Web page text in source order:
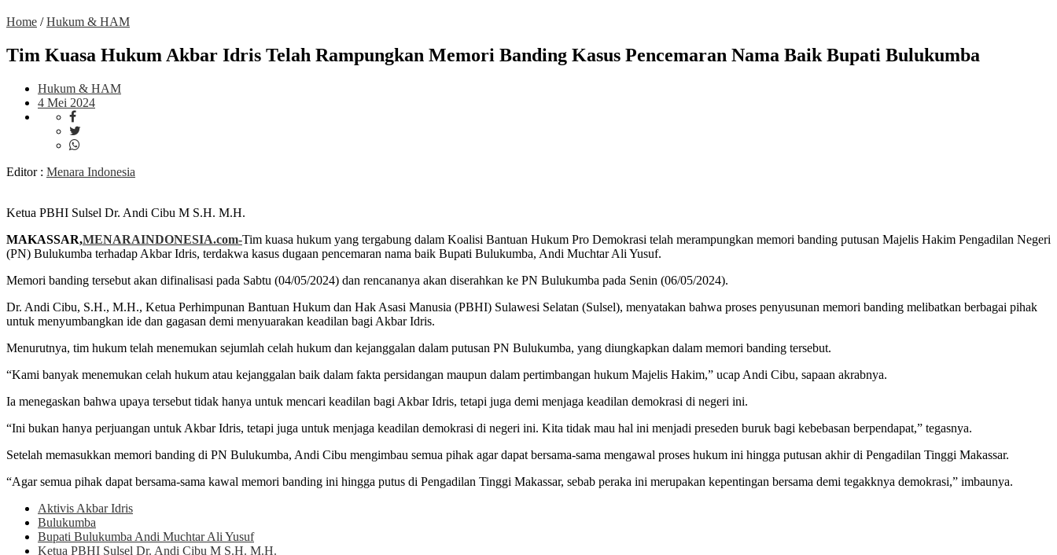
Home /Hukum & HAM
Tim Kuasa Hukum Akbar Idris Telah Rampungkan Memori Banding Kasus Pencemaran Nama Baik Bupati Bulukumba
Hukum & HAM
4 Mei 2024
Editor : Menara Indonesia
Ketua PBHI Sulsel Dr. Andi Cibu M S.H. M.H.
MAKASSAR,MENARAINDONESIA.com-Tim kuasa hukum yang tergabung dalam Koalisi Bantuan Hukum Pro Demokrasi telah merampungkan memori banding putusan Majelis Hakim Pengadilan Negeri
(PN) Bulukumba terhadap Akbar Idris, terdakwa kasus dugaan pencemaran nama baik Bupati Bulukumba, Andi Muchtar Ali Yusuf.
Memori banding tersebut akan difinalisasi pada Sabtu (04/05/2024) dan rencananya akan diserahkan ke PN Bulukumba pada Senin (06/05/2024).
Dr. Andi Cibu, S.H., M.H., Ketua Perhimpunan Bantuan Hukum dan Hak Asasi Manusia (PBHI) Sulawesi Selatan (Sulsel), menyatakan bahwa proses penyusunan memori banding melibatkan berbagai pihak
untuk menyumbangkan ide dan gagasan demi menyuarakan keadilan bagi Akbar Idris.
Menurutnya, tim hukum telah menemukan sejumlah celah hukum dan kejanggalan dalam putusan PN Bulukumba, yang diungkapkan dalam memori banding tersebut.
“Kami banyak menemukan celah hukum atau kejanggalan baik dalam fakta persidangan maupun dalam pertimbangan hukum Majelis Hakim,” ucap Andi Cibu, sapaan akrabnya.
Ia menegaskan bahwa upaya tersebut tidak hanya untuk mencari keadilan bagi Akbar Idris, tetapi juga demi menjaga keadilan demokrasi di negeri ini.
“Ini bukan hanya perjuangan untuk Akbar Idris, tetapi juga untuk menjaga keadilan demokrasi di negeri ini. Kita tidak mau hal ini menjadi preseden buruk bagi kebebasan berpendapat,” tegasnya.
Setelah memasukkan memori banding di PN Bulukumba, Andi Cibu mengimbau semua pihak agar dapat bersama-sama mengawal proses hukum ini hingga putusan akhir di Pengadilan Tinggi Makassar.
“Agar semua pihak dapat bersama-sama kawal memori banding ini hingga putus di Pengadilan Tinggi Makassar, sebab peraka ini merupakan kepentingan bersama demi tegakknya demokrasi,” imbaunya.
Aktivis Akbar Idris
Bulukumba
Bupati Bulukumba Andi Muchtar Ali Yusuf
Ketua PBHI Sulsel Dr. Andi Cibu M S.H. M.H.